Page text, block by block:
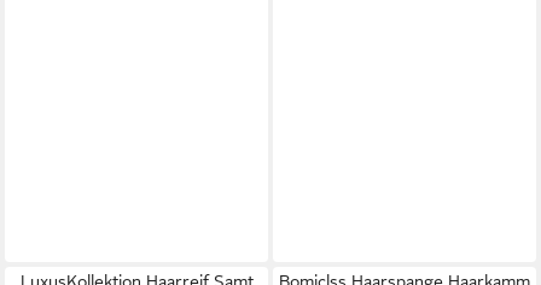
LuxusKollektion Haarreif Samt
Bomiclss Haarspange Haarkamm